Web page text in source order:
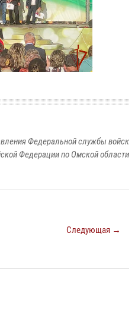
Федеральной службы войск
Федерации по Омской области
Следующая →